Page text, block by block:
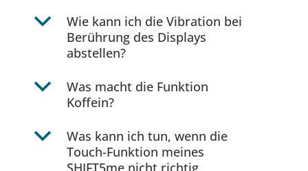
b
Wie kann ich die Vibration bei
Berührung des Displays
abstellen?
b
Was macht die Funktion
Koffein?
b
Was kann ich tun, wenn die
Touch-Funktion meines